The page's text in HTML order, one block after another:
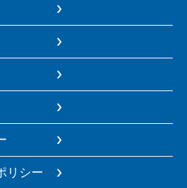
リシー